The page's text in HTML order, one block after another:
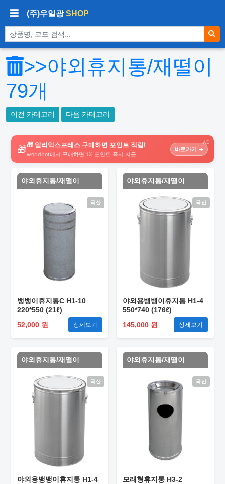
(주)우일광SHOP
상품 검색
>>야외휴지통/재떨이
79개
이전 카테고리 다음 카테고리
AD
🎁🎁 알리익스프레스 구매하면 포인트 적립!
worldbot에서 구매하면 1% 포인트 즉시 지급
바로가기 →
야외휴지통/재떨이
국산
뱅뱅이휴지통C H1-10
220*550 (21ℓ)
52,000 원
상세보기
야외휴지통/재떨이
국산
야외용뱅뱅이휴지통 H1-4
550*740 (176ℓ)
145,000 원
상세보기
야외휴지통/재떨이
국산
야외용뱅뱅이휴지통 H1-4
야외휴지통/재떨이
국산
모래형휴지통 H3-2